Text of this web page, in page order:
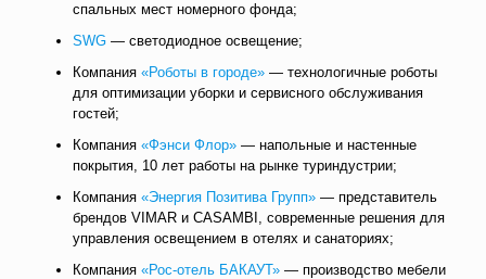
спальных мест номерного фонда;
SWG— светодиодное освещение;
Компания «Роботы в городе»— технологичные роботы
для оптимизации уборки и сервисного обслуживания
гостей;
Компания «Фэнси Флор»— напольные и настенные
покрытия, 10 лет работы на рынке туриндустрии;
Компания«Энергия Позитива Групп»— представитель
брендов VIMAR и CASAMBI, современные решения для
управления освещением в отелях и санаториях;
Компания «Рос-отель БАКАУТ»— производство мебели